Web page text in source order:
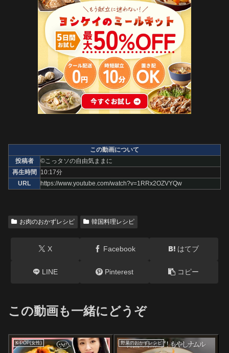
この動画について
投稿者
©こっタソの自由気ままに
再生時間
10:17分
URL
https://www.youtube.com/watch?v=1RRx2OZVYQw
お肉のおかずレシピ 韓国料理レシピ
X Facebook はてブ
LINE Pinterest コピー
この動画も一緒にどうぞ
K-POP(女性) 野菜のおかずレシピ